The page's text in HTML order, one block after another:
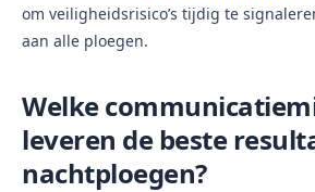
om veiligheidsrisico’s tijdig te
aan alle ploegen.
Welke
leveren de beste
nachtploegen?